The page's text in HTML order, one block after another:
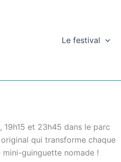
Le festival
et 23h45 dans le parc
qui transforme chaque
guinguette nomade !